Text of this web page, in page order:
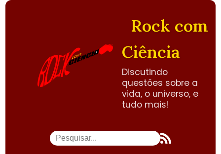
Rock com
Ciência
Discutindo
questões sobre a
vida, o universo, e
tudo mais!